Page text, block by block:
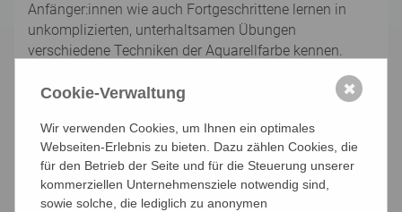
Anfänger:innen wie auch Fortgeschrittene lernen in
unkomplizierten, unterhaltsamen Übungen
verschiedene Techniken der Aquarellfarbe kennen.
Grundlagen – von der Skizze zum Bildaufbau in
Ausarbeitung im Detail. Im Austausch mit
Gleichgesinnten der Malgruppe werden Sie mit Freude
harmonische, ausdrucksstarke Kunstwerke erschaffen!
Cookie-Verwaltung
Wir verwenden Cookies, um Ihnen ein optimales
Webseiten-Erlebnis zu bieten. Dazu zählen Cookies, die
für den Betrieb der Seite und für die Steuerung unserer
kommerziellen Unternehmensziele notwendig sind,
sowie solche, die lediglich zu anonymen
✖